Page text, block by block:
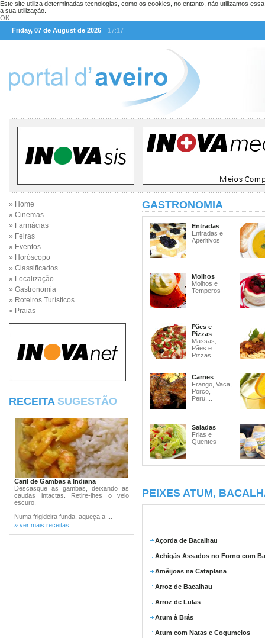
Este site utiliza determinadas tecnologias, como os cookies, no entanto, não utilizamos
a sua utilização.
OK
Friday, 07 de August de 2026
17:17
» Home
» Cinemas
» Farmácias
» Feiras
» Eventos
» Horóscopo
» Classificados
» Localização
» Gastronomia
» Roteiros Turísticos
» Praias
RECEITA SUGESTÃO
Caril de Gambas à Indiana
Descasque as gambas, deixando as
caudas intactas. Retire-lhes o veio
escuro.
Numa frigideira funda, aqueça a ...
» ver mais receitas
GASTRONOMIA
Entradas
Entradas e
Aperitivos
Molhos
Molhos e
Temperos
Pães e
Pizzas
Massas,
Pães e
Pizzas
Carnes
Frango, Vaca,
Porco,
Peru,...
Saladas
Frias e
Quentes
PEIXES ATUM,
Açorda de Bacalhau
Achigãs Assados no Forno com
Amêijoas na Cataplana
Arroz de Bacalhau
Arroz de Lulas
Atum à Brás
Atum com Natas e Cogumelos